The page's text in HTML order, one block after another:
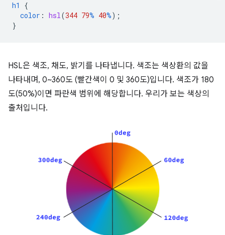
h1
{
color : hsl(344 79% 40%);
}
HSL은 색조, 채도, 밝기를 나타냅니다. 색조는 색상환의 값을
나타내며, 0~360도 (빨간색이 0 및 360도)입니다. 색조가 180
도(50%)이면 파란색 범위에 해당합니다. 우리가 보는 색상의
출처입니다.